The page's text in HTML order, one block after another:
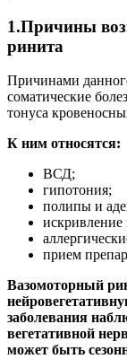
1.Причины
ринита
Причинами
соматические
тонуса
К ним относятся:
ВСД;
гипотония;
полипы и
искривление
прием
Вазомоторный
заболевания
вегетативной
может быть